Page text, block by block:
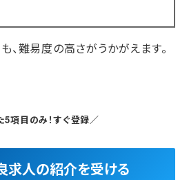
、難易度の高さがうかがえます。
5項目のみ！すぐ登録／
求人の紹介を受ける